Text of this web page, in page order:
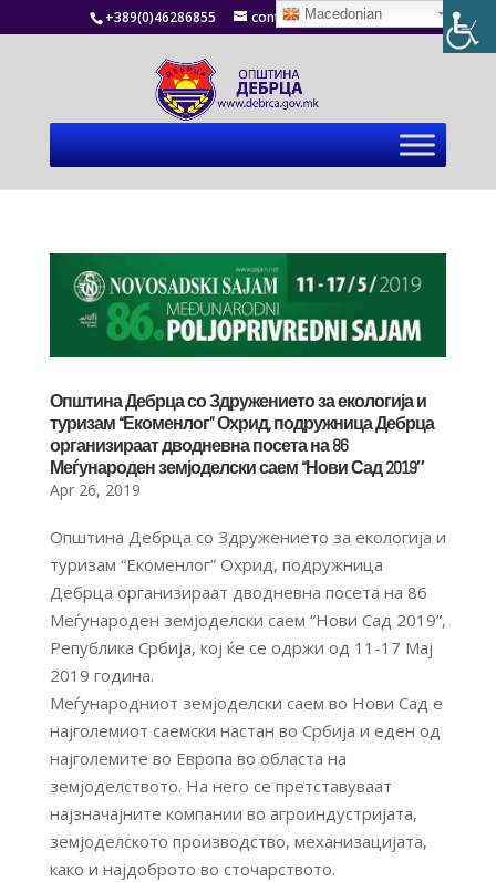
+389(0)46286855 contact@debrca.gov.mk
Општина Дебрца со Здружението за екологија и
туризам “Екоменлог” Охрид, подружница Дебрца
организираат дводневна посета на 86
Меѓународен земјоделски саем “Нови Сад 2019″
Apr 26, 2019
Општина Дебрца со Здружението за екологија и
туризам “Екоменлог” Охрид, подружница
Дебрца организираат дводневна посета на 86
Меѓународен земјоделски саем “Нови Сад 2019”,
Република Србија, кој ќе се одржи од 11-17 Мај
2019 година.
Меѓународниот земјоделски саем во Нови Сад е
најголемиот саемски настан во Србија и еден од
најголемите во Европа во областа на
земјоделството. На него се претставуваат
најзначајните компании во агроиндустријата,
земјоделското производство, механизацијата,
како и најдоброто во сточарството.
Macedonian